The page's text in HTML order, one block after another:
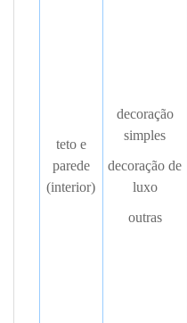
teto e
parede
(interior)
decoração
simples
decoração de
luxo
outras